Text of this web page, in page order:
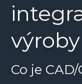
výroby
Co je CAD/